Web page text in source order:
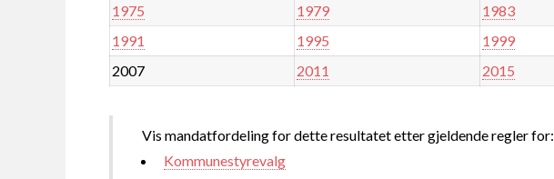
1975 1979 1983
1991
1995 1999
2007
2011 2015
Vis mandatfordeling for dette resultatet etter gjeldende regler for:
Kommunestyrevalg